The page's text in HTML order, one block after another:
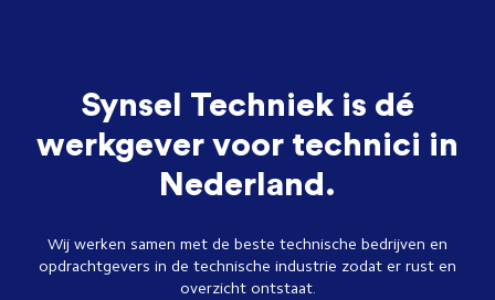
Synsel Techniek is dé
werkgever voor technici in
Nederland.
Wij werken samen met de beste technische bedrijven en
opdrachtgevers in de technische industrie zodat er rust en
overzicht ontstaat.